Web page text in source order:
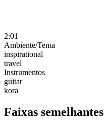
2:01
Ambiente/Tema
inspirational
travel
Instrumentos
guitar
kora
Faixas semelhantes